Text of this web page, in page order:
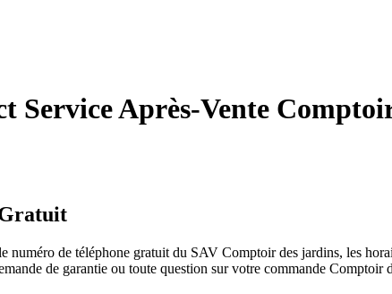
Service Après-Vente
de téléphone gratuit du SAV Comptoir des jardins, les
de garantie ou toute question sur votre commande Comptoir